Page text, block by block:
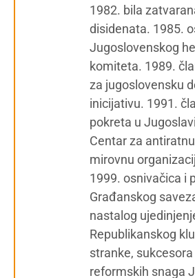
1982. bila
disidenata. 1985.
Jugoslovenskog
komiteta. 1989.
za jugoslovensku
inicijativu. 1991.
pokreta u
Centar za
mirovnu
1999. osnivačica i
Građanskog
nastalog
Republikanskog
stranke,
reformskih snaga